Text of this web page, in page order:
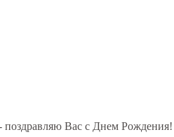
Вас с Днем Рождения!